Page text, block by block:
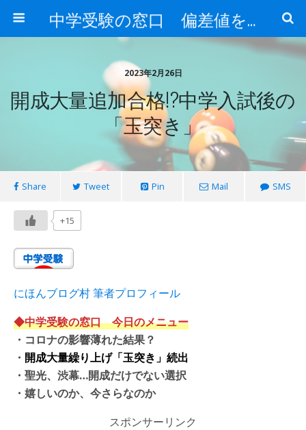
中学受験の窓口 偏差値を上げる勉強法
2023年2月26日
開成大量追加合格!?中学入試後の
「玉突き」
Share Tweet Pin Mail SMS
+15
にほんブログ村 筆者プロフィール
◆中学受験の窓口 今日のメニュー
・コロナの影響薄れた結果？
・ 開成大量繰り上げ「玉突き」続出
・ 聖光、渋幕…開成だけでない選択
・嬉しいのか、今さらなのか
スポンサーリンク